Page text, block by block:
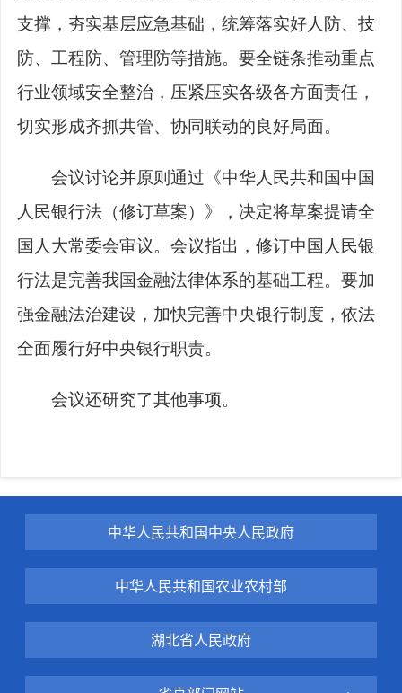
支撑，夯实基层应急基础，统筹落实好人防、技
防、工程防、管理防等措施。要全链条推动重点
行业领域安全整治，压紧压实各级各方面责任，
切实形成齐抓共管、协同联动的良好局面。
会议讨论并原则通过《中华人民共和国中国
人民银行法（修订草案）》，决定将草案提请全
国人大常委会审议。会议指出，修订中国人民银
行法是完善我国金融法律体系的基础工程。要加
强金融法治建设，加快完善中央银行制度，依法
全面履行好中央银行职责。
会议还研究了其他事项。
中华人民共和国中央人民政府
中华人民共和国农业农村部
湖北省人民政府